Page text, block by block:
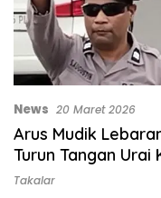
News 20 Maret 2026
Arus Mudik
Turun Tangan Urai
Takalar